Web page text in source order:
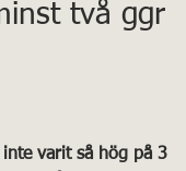
två ggr
varit så hög på 3